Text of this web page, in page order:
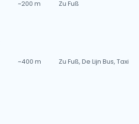
~200 m Zu Fuß
~400 m Zu Fuß, De Lijn Bus, Taxi